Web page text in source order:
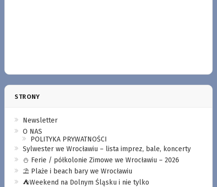
STRONY
Newsletter
O NAS
POLITYKA PRYWATNOŚCI
Sylwester we Wrocławiu – lista imprez, bale, koncerty
⛄️ Ferie / półkolonie Zimowe we Wrocławiu – 2026
⛱️ Plaże i beach bary we Wrocławiu
⛺️Weekend na Dolnym Śląsku i nie tylko